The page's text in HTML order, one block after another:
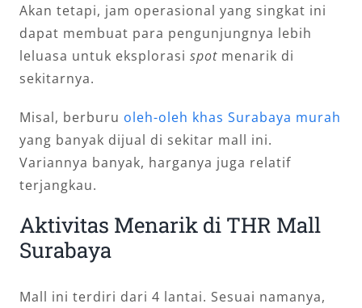
Akan tetapi, jam operasional yang singkat ini
dapat membuat para pengunjungnya lebih
leluasa untuk eksplorasi spotmenarik di
sekitarnya.
Misal, berburu oleh-oleh khas Surabaya murah
yang banyak dijual di sekitar mall ini.
Variannya banyak, harganya juga relatif
terjangkau.
Aktivitas Menarik di THR Mall
Surabaya
Mall ini terdiri dari 4 lantai. Sesuai namanya,